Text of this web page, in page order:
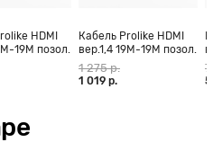
HDMI
19М позол.
м
Кабель Prolike HDMI
вер.1,4 19М-19М позол.
конт., ферритовые
кольца, 20 м
1 275 р.
1 019 р.